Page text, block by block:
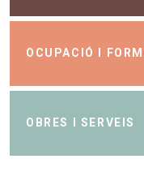
OCUPACIÓ I
OBRES I SERVEIS